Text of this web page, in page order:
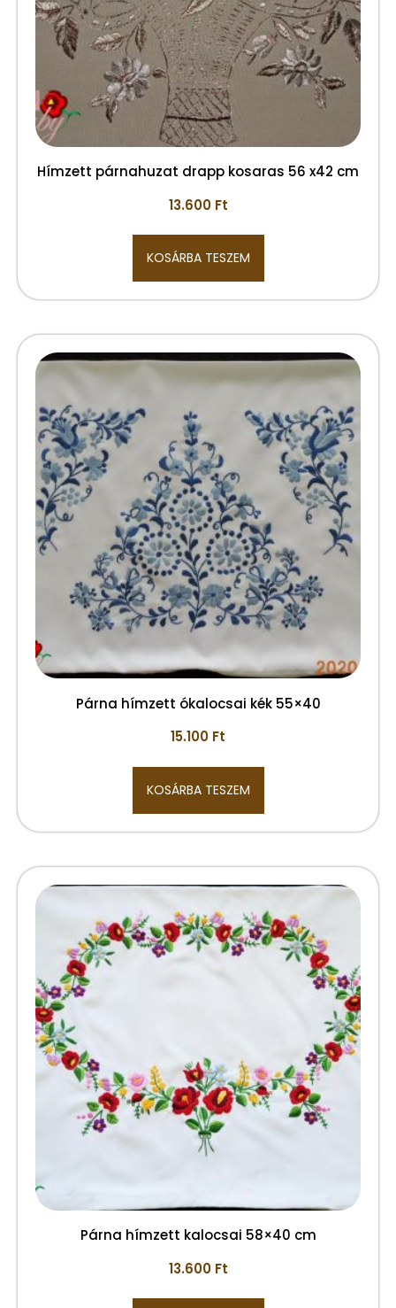
Hímzett párnahuzat drapp kosaras 56 x42 cm
13.600 Ft
KOSÁRBA TESZEM
Párna hímzett ókalocsai kék 55×40
15.100 Ft
KOSÁRBA TESZEM
Párna hímzett kalocsai 58×40 cm
13.600 Ft